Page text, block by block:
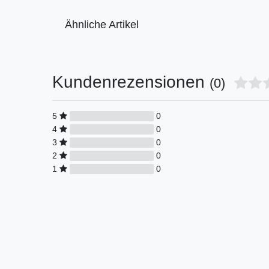
Ähnliche Artikel
Kundenrezensionen (0)
5
0
4
0
3
0
2
0
1
0